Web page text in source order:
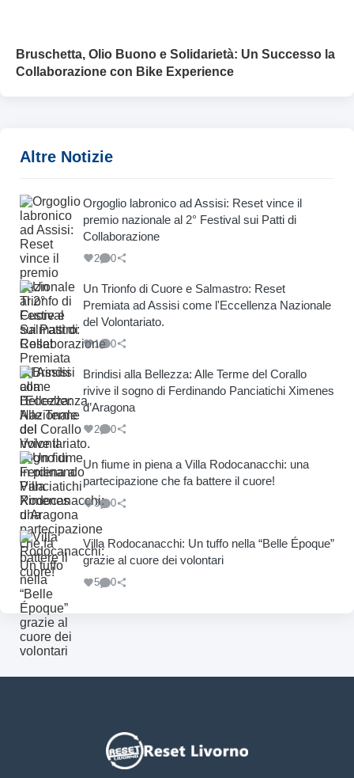
Bruschetta, Olio Buono e Solidarietà: Un Successo la
Collaborazione con Bike Experience
Altre Notizie
Orgoglio labronico ad Assisi: Reset vince il
premio nazionale al 2° Festival sui Patti di
Collaborazione
2 0
Un Trionfo di Cuore e Salmastro: Reset
Premiata ad Assisi come l'Eccellenza Nazionale
del Volontariato.
1 0
Brindisi alla Bellezza: Alle Terme del Corallo
rivive il sogno di Ferdinando Panciatichi Ximenes
d’Aragona
2 0
Un fiume in piena a Villa Rodocanacchi: una
partecipazione che fa battere il cuore!
3 0
Villa Rodocanacchi: Un tuffo nella “Belle Époque”
grazie al cuore dei volontari
5 0